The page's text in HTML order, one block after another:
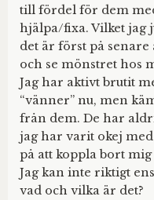
till fördel för dem
hjälpa/fixa. Vilket jag
det är först på
och se mönstret hos
Jag har aktivt brutit
“vänner” nu, men
från dem. De har
jag har varit okej
på att koppla bort
Jag kan inte riktigt
vad och vilka är det?